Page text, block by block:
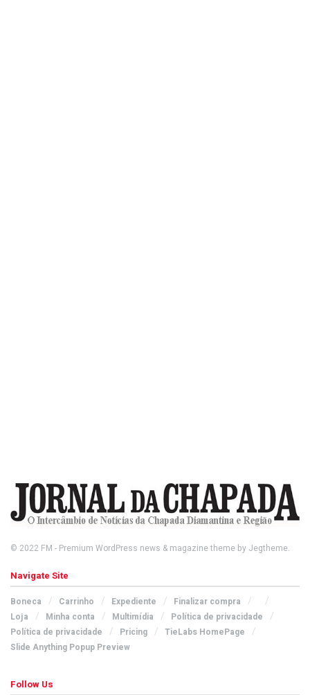
© 2022 FM - Premium WordPress news & magazine theme by Jegtheme.
Navigate Site
Boneca Carrinho Expediente
Finalizar compra
Loja
Minha conta Multimídia
Política de privacidade
Política de privacidade
Pricing
TieLabs HomePage
Slide Anything Popup Preview
Follow Us